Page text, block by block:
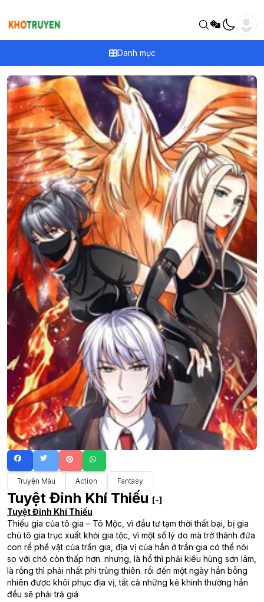
Danh mục
Truyện Màu Action Fantasy
Tuyệt Đỉnh Khí Thiếu [-]
Tuyệt Đỉnh Khí Thiếu
Thiếu gia của tô gia – Tô Mộc, vì đầu tư tạm thời thất bại, bị gia
chủ tô gia trục xuất khỏi gia tộc, vì một số lý do mà trở thành đứa
con rể phế vật của trần gia, địa vị của hắn ở trần gia có thể nói
so với chó còn thấp hơn. nhưng, là hổ thì phải kiêu hùng sơn lâm,
là rồng thì phải nhất phi trùng thiên. rồi đến một ngày hắn bỗng
nhiên được khôi phục địa vị, tất cả những kẻ khinh thường hắn
đều sẽ phải trả giá